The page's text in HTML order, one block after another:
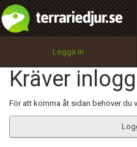
Logga in
Kräver
För att komma åt sidan behöver du
integritetspolicy
Namn:
Epost:
Begär nytt lösenord